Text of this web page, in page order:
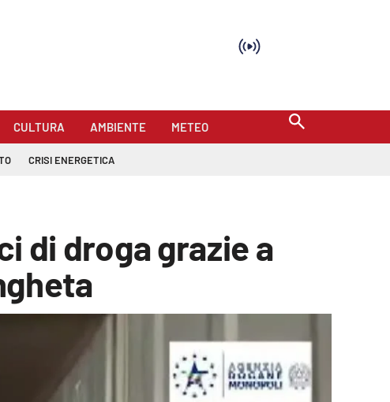
CULTURA AMBIENTE METEO
CRISI ENERGETICA
di droga grazie a